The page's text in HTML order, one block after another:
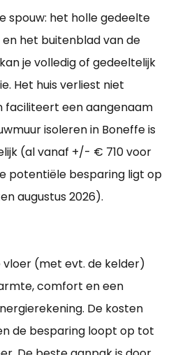
spouw: het holle gedeelte
het buitenblad van de
je volledig of gedeeltelijk
Het huis verliest niet
faciliteert een aangenaam
isoleren in Boneffe is
(al vanaf +/- € 710 voor
potentiële besparing ligt op
augustus 2026).
vloer (met evt. de kelder)
comfort en een
De kosten
de besparing loopt op tot